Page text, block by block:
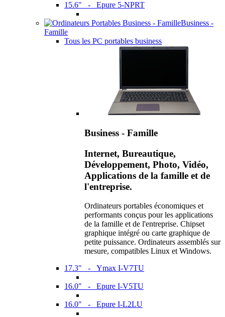
15.6" - Epure 5-NPRT
Business -
Famille
Tous les PC portables business
Business - Famille
Internet, Bureautique,
Développement, Photo, Vidéo,
Applications de la famille et de
l'entreprise.
Ordinateurs portables économiques et
performants conçus pour les applications
de la famille et de l'entreprise. Chipset
graphique intégré ou carte graphique de
petite puissance. Ordinateurs assemblés sur
mesure, compatibles Linux et Windows.
17.3" - Ymax I-V7TU
16.0" - Epure I-V5TU
16.0" - Epure I-L2LU